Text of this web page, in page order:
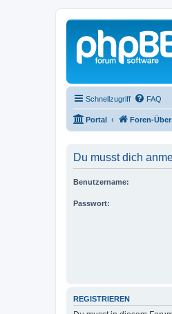
Schnellzugriff FAQ
Portal Foren-
Du musst dich
Benutzername:
Passwort:
REGISTRIEREN